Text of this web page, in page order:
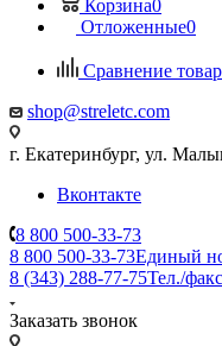
Корзина0
Отложенные0
Сравнение
shop@streletc.com
г. Екатеринбург, ул.
Вконтакте
8 800 500-33-73
8 800 500-33-73Единый
8 (343) 288-77-75Тел./факс
Заказать звонок